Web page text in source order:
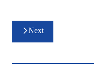
Next